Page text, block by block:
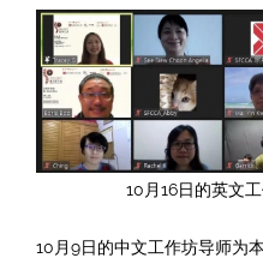
10月16日的英文
10月9日的中文工作坊导师为